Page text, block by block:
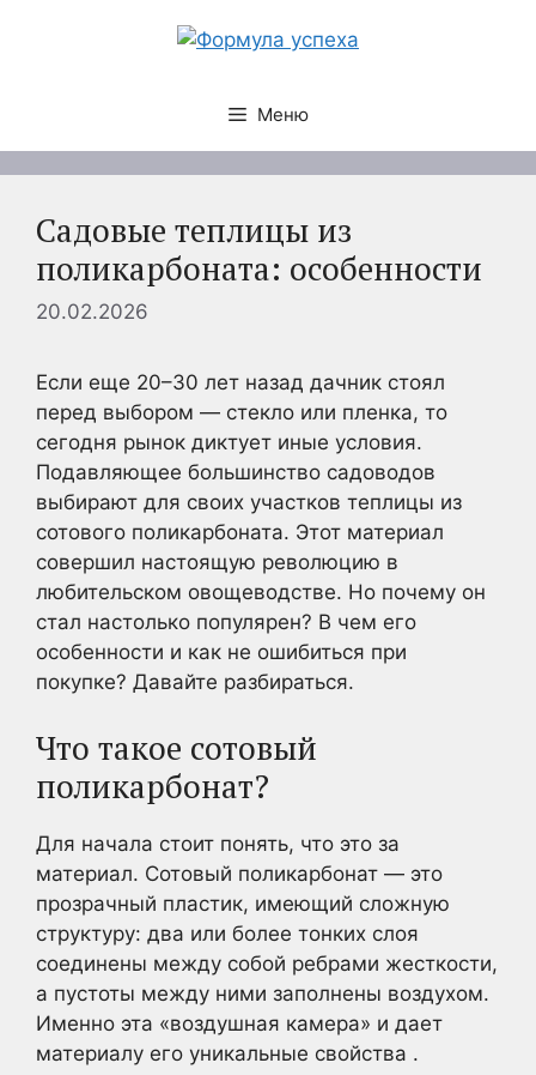
Меню
Садовые теплицы из
поликарбоната: особенности
20.02.2026
Если еще 20–30 лет назад дачник стоял
перед выбором — стекло или пленка, то
сегодня рынок диктует иные условия.
Подавляющее большинство садоводов
выбирают для своих участков теплицы из
сотового поликарбоната. Этот материал
совершил настоящую революцию в
любительском овощеводстве. Но почему он
стал настолько популярен? В чем его
особенности и как не ошибиться при
покупке? Давайте разбираться.
Что такое сотовый
поликарбонат?
Для начала стоит понять, что это за
материал. Сотовый поликарбонат — это
прозрачный пластик, имеющий сложную
структуру: два или более тонких слоя
соединены между собой ребрами жесткости,
а пустоты между ними заполнены воздухом.
Именно эта «воздушная камера» и дает
материалу его уникальные свойства .